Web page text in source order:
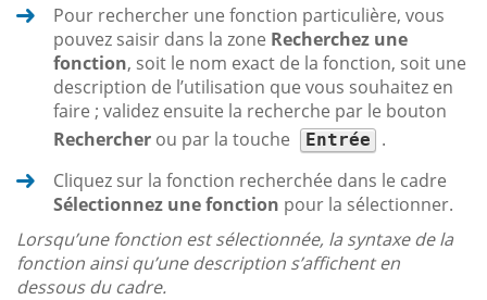
Pour rechercher une fonction particulière, vous
pouvez saisir dans la zone Recherchez une
fonction, soit le nom exact de la fonction, soit une
description de l’utilisation que vous souhaitez en
faire ; validez ensuite la recherche par le bouton
Rechercher ou par la touche Entrée
.
Cliquez sur la fonction recherchée dans le cadre
Sélectionnez une fonction pour la sélectionner.
Lorsqu’une fonction est sélectionnée, la syntaxe de la
fonction ainsi qu’une description s’affichent en
dessous du cadre.